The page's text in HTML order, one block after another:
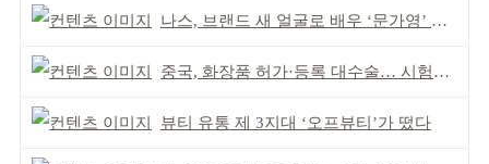
나스, 브랜드 새 얼굴로 배우 ‘문가영’ 발탁
중국, 화장품 허가·등록 대수술… 시험자료 공용 허용
뷰티 유통 제 3지대 ‘오프뷰티’가 떴다